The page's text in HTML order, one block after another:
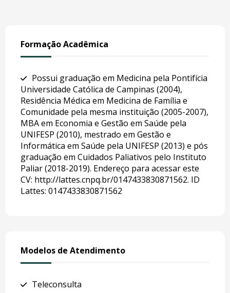
Formação Acadêmica
Possui graduação em Medicina pela Pontifícia
Universidade Católica de Campinas (2004),
Residência Médica em Medicina de Família e
Comunidade pela mesma instituição (2005-2007),
MBA em Economia e Gestão em Saúde pela
UNIFESP (2010), mestrado em Gestão e
Informática em Saúde pela UNIFESP (2013) e pós
graduação em Cuidados Paliativos pelo Instituto
Paliar (2018-2019). Endereço para acessar este
CV: http://lattes.cnpq.br/0147433830871562. ID
Lattes: 0147433830871562
Modelos de Atendimento
Teleconsulta